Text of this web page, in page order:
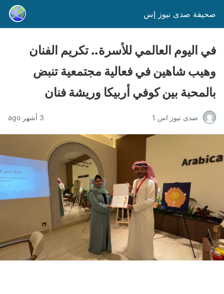
صحيفة صدى نيوز إس
في اليوم العالمي للأسرة.. تكريم الفنان
وهيب شاهين في فعالية مجتمعية تنبض
بالمحبة بين كوفي أربيكا وريشة فنان
صدى نيوز اس 1 3 أشهر ago